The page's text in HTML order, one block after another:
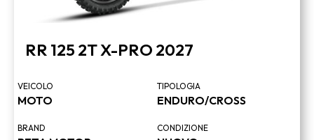
RR 125 2T X-PRO 2027
VEICOLO
MOTO
TIPOLOGIA
ENDURO/CROSS
BRAND CONDIZIONE